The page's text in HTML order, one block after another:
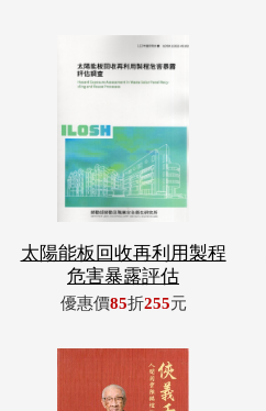
太陽能板回收再利用製程
危害暴露評估
優惠價85折255元